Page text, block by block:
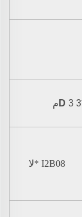
D 3
I2B08
*لا